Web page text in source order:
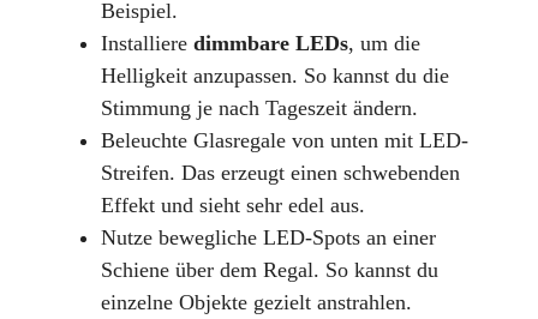
Beispiel.
Installiere dimmbare LEDs, um die
Helligkeit anzupassen. So kannst du die
Stimmung je nach Tageszeit ändern.
Beleuchte Glasregale von unten mit LED-
Streifen. Das erzeugt einen schwebenden
Effekt und sieht sehr edel aus.
Nutze bewegliche LED-Spots an einer
Schiene über dem Regal. So kannst du
einzelne Objekte gezielt anstrahlen.